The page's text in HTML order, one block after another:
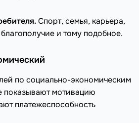
Спорт, семья, карьера,
и тому подобное.
по социально-экономическим
показывают мотивацию
платежеспособность